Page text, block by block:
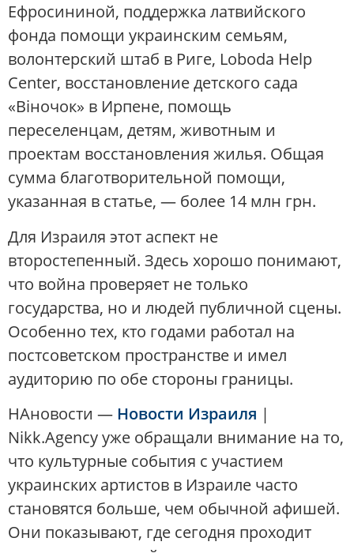
Ефросининой, поддержка латвийского
фонда помощи украинским семьям,
волонтерский штаб в Риге, Loboda Help
Center, восстановление детского сада
«Віночок» в Ирпене, помощь
переселенцам, детям, животным и
проектам восстановления жилья. Общая
сумма благотворительной помощи,
указанная в статье, — более 14 млн грн.
Для Израиля этот аспект не
второстепенный. Здесь хорошо понимают,
что война проверяет не только
государства, но и людей публичной сцены.
Особенно тех, кто годами работал на
постсоветском пространстве и имел
аудиторию по обе стороны границы.
НАновости — Новости Израиля |
Nikk.Agency уже обращали внимание на то,
что культурные события с участием
украинских артистов в Израиле часто
становятся больше, чем обычной афишей.
Они показывают, где сегодня проходит